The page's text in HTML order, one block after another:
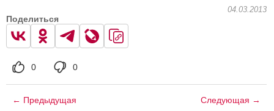
04.03.2013
Поделиться
0 0
← Предыдущая Следующая →